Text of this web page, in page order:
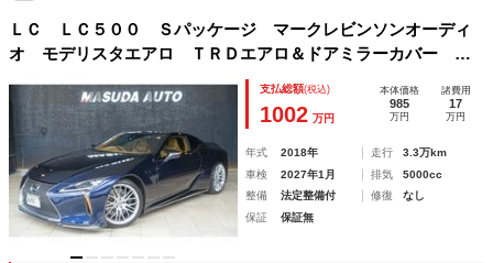
ＬＣ ＬＣ５００ Ｓパッケージ マークレビンソンオーディ
オ モデリスタエアロ ＴＲＤエアロ＆ドアミラーカバー カ
ールソン２１インチアルミ ＯＰドラレコ 社外デジタルイン
ナーミラー＆前方ドラレコ カラーＨＵＤ ステアリングヒー
ター
支払総額(税込)
1002 万円
本体価格
985
万円
諸費用
17
万円
年式 2018年 走行
3.3万km
車検
2027年1月 排気
5000cc
整備
法定整備付 修復
なし
保証
保証無